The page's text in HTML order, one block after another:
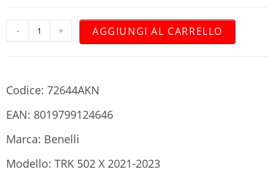
- + AGGIUNGI AL CARRELLO
Codice: 72644AKN
EAN: 8019799124646
Marca: Benelli
Modello: TRK 502 X 2021-2023